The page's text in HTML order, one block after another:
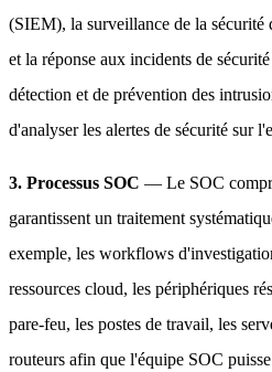
(SIEM), la surveillance de la sécurité
et la réponse aux incidents de
détection et de prévention des
d'analyser les alertes de sécurité sur
3. Processus SOC — Le SOC
garantissent un traitement
exemple, les workflows
ressources cloud, les périphériques
pare-feu, les postes de travail, les
routeurs afin que l'équipe SOC